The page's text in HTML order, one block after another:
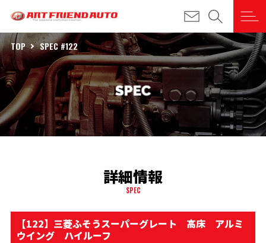
TOP SPEC #122
詳細情報
SPEC
【122】三菱ふそうスーパーグレート 高床 アルミ
ウイング ハイルーフ